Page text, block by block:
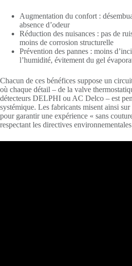
Augmentation du confort :
absence d’odeur
Réduction des nuisances : pas de
moins de corrosion structurelle
Prévention des pannes : moins
l’humidité, évitement du gel
Chacun de ces bénéfices suppose un
où chaque détail – de la valve
détecteurs DELPHI ou AC Delco – est
systémique. Les fabricants misent ainsi
pour garantir une expérience « sans
respectant les directives